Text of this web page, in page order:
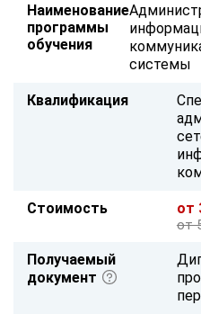
Наименование
программы
обучения
системы
Квалификация
Стоимость от
от
Получаемый
документ